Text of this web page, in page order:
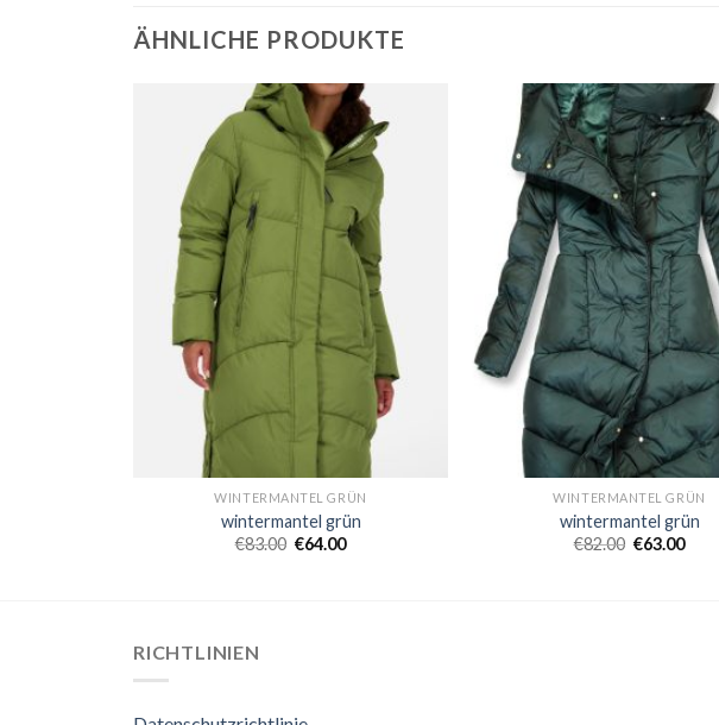
ÄHNLICHE PRODUKTE
WINTERMANTEL GRÜN
wintermantel grün
€83.00 €64.00
WINTERMANTEL GRÜN
wintermantel grün
€82.00 €63.00
RICHTLINIEN